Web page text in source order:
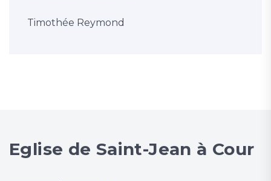
Timothée Reymond
Eglise de Saint-Jean à Cour